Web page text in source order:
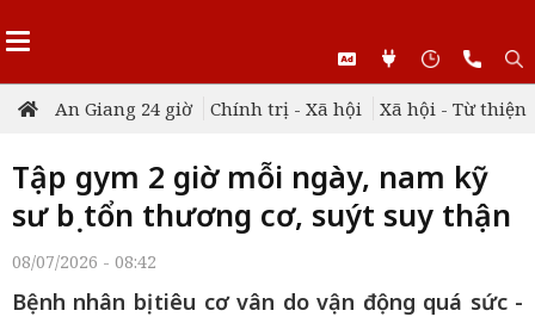
An Giang 24 giờ Chính trị - Xã hội Xã hội - Từ thiện
Tập gym 2 giờ mỗi ngày, nam kỹ
sư bị tổn thương cơ, suýt suy thận
08/07/2026 - 08:42
Bệnh nhân bị tiêu cơ vân do vận động quá sức -